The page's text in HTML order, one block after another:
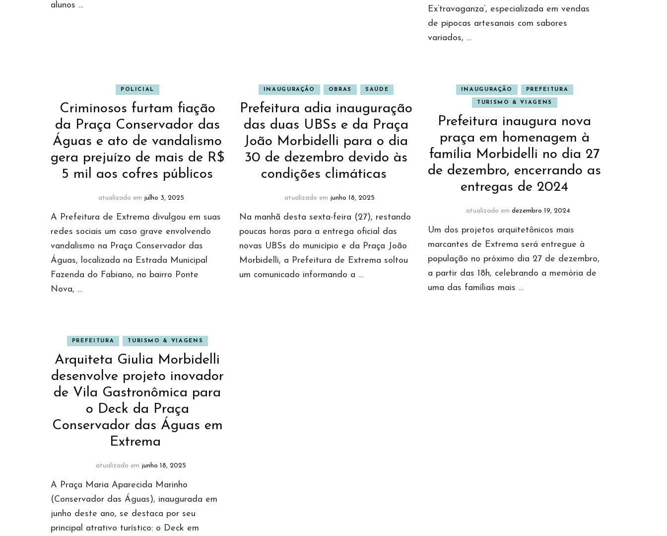
alunos …
Ex’travaganza’, especializada em vendas
de pipocas artesanais com sabores
variados, …
POLICIAL
Criminosos furtam fiação
da Praça Conservador das
Águas e ato de vandalismo
gera prejuízo de mais de R$
5 mil aos cofres públicos
atualizado em julho 3, 2025
A Prefeitura de Extrema divulgou em suas
redes sociais um caso grave envolvendo
vandalismo na Praça Conservador das
Águas, localizada na Estrada Municipal
Fazenda do Fabiano, no bairro Ponte
Nova, …
INAUGURAÇÃO OBRAS SAÚDE
Prefeitura adia inauguração
das duas UBSs e da Praça
João Morbidelli para o dia
30 de dezembro devido às
condições climáticas
atualizado em junho 18, 2025
Na manhã desta sexta-feira (27), restando
poucas horas para a entrega oficial das
novas UBSs do município e da Praça João
Morbidelli, a Prefeitura de Extrema soltou
um comunicado informando a …
INAUGURAÇÃO PREFEITURA
TURISMO & VIAGENS
Prefeitura inaugura nova
praça em homenagem à
família Morbidelli no dia 27
de dezembro, encerrando as
entregas de 2024
atualizado emdezembro 19, 2024
Um dos projetos arquitetônicos mais
marcantes de Extrema será entregue à
população no próximo dia 27 de dezembro,
a partir das 18h, celebrando a memória de
uma das famílias mais …
PREFEITURA TURISMO & VIAGENS
Arquiteta Giulia Morbidelli
desenvolve projeto inovador
de Vila Gastronômica para
o Deck da Praça
Conservador das Águas em
Extrema
atualizado em junho 18, 2025
A Praça Maria Aparecida Marinho
(Conservador das Águas), inaugurada em
junho deste ano, se destaca por seu
principal atrativo turístico: o Deck em